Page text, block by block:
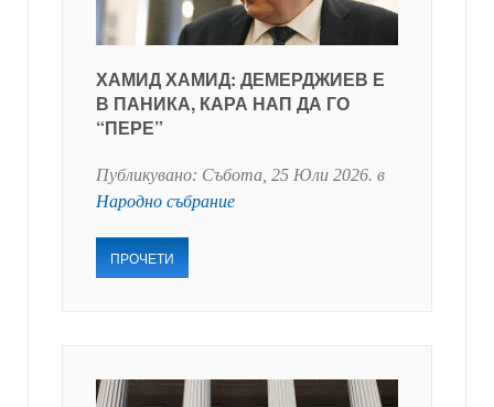
ХАМИД ХАМИД: ДЕМЕРДЖИЕВ Е
В ПАНИКА, КАРА НАП ДА ГО
“ПЕРЕ”
Публикувано: Събота, 25 Юли 2026. в
Народно събрание
ПРОЧЕТИ